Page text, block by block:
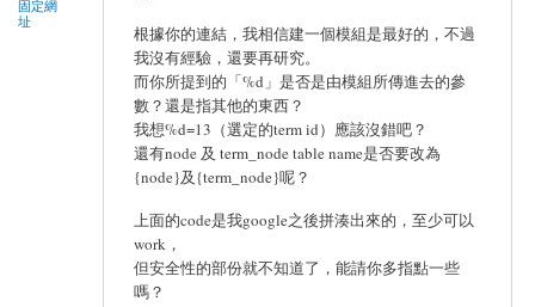
固定網
址
根據你的連結，我相信建一個模組是最好的，不過
我沒有經驗，還要再研究。
而你所提到的「%d」是否是由模組所傳進去的參
數？還是指其他的東西？
我想%d=13（選定的term id）應該沒錯吧？
還有node 及 term_node table name是否要改為
{node}及{term_node}呢？
上面的code是我google之後拼湊出來的，至少可以
work，
但安全性的部份就不知道了，能請你多指點一些
嗎？